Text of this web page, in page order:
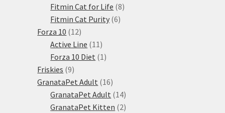
produktů
Fitmin Cat for Life 88
Fitmin Cat Purity 66
Forza 10 1212
produktů
Active Line 11 11
produktů
Forza 10 Diet 1 1
Friskies 99
produktů
GranataPet Adult 1616
produktů
GranataPet Adult 1414
produktů
GranataPet Kitten 22